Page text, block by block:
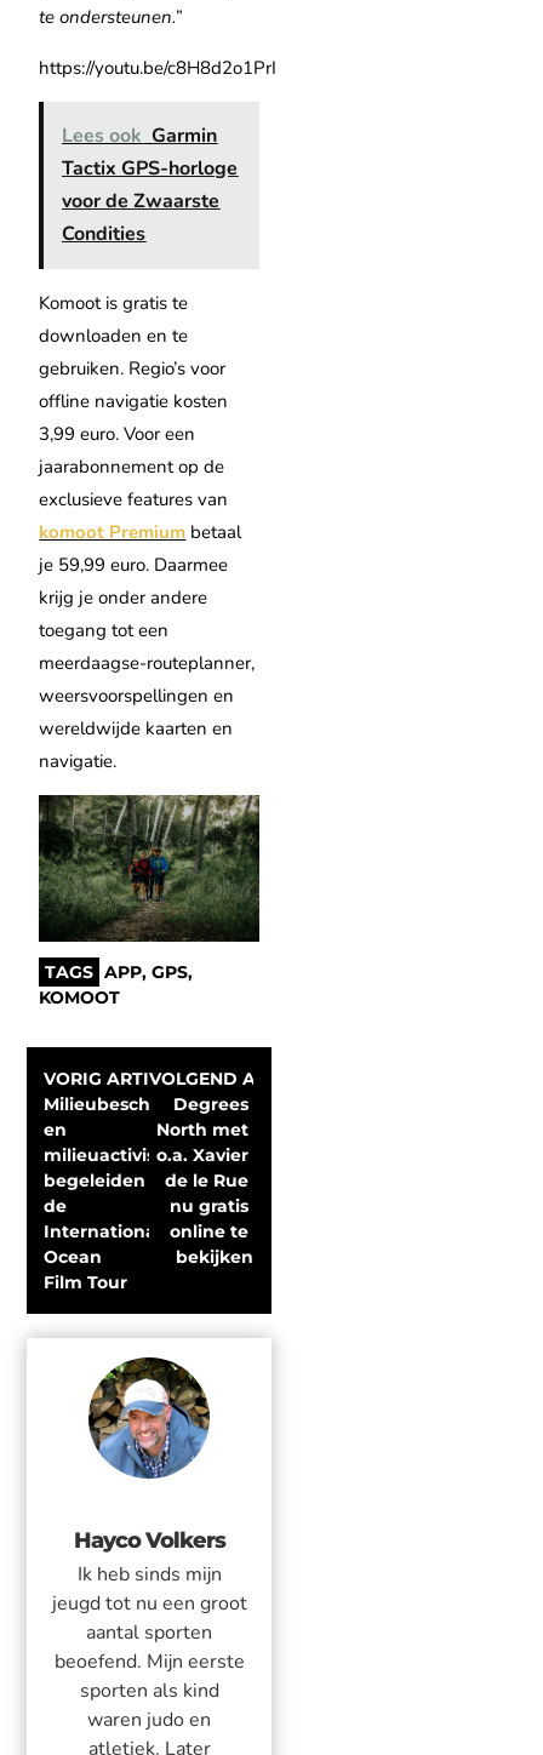
te ondersteunen.”
https://youtu.be/c8H8d2o1PrI
Lees ook Garmin
Tactix GPS-horloge
voor de Zwaarste
Condities
Komoot is gratis te
downloaden en te
gebruiken. Regio’s voor
offline navigatie kosten
3,99 euro. Voor een
jaarabonnement op de
exclusieve features van
komoot Premium betaal
je 59,99 euro. Daarmee
krijg je onder andere
toegang tot een
meerdaagse-routeplanner,
weersvoorspellingen en
wereldwijde kaarten en
navigatie.
TAGS APP,GPS,
KOMOOT
VORIG ARTIKEL
Milieubescherming-
en
milieuactivisten
begeleiden
de
International
Ocean
Film Tour
VOLGEND ARTIKEL
Degrees
North met
o.a. Xavier
de le Rue
nu gratis
online te
bekijken
Hayco Volkers
Ik heb sinds mijn
jeugd tot nu een groot
aantal sporten
beoefend. Mijn eerste
sporten als kind
waren judo en
atletiek. Later